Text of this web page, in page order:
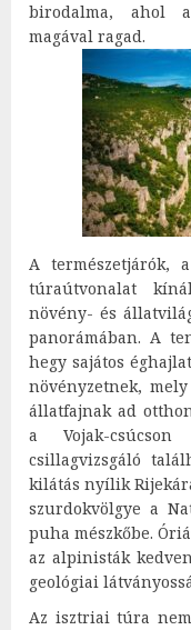
birodalma, ahol
magával ragad.
A természetjárók,
túraútvonalat
növény- és
panorámában. A
hegy sajátos
növényzetnek,
állatfajnak ad
a Vojak-
csillagvizsgáló
kilátás nyílik
szurdokvölgye a
puha mészkőbe.
az alpinisták
geológiai
Az isztriai túra